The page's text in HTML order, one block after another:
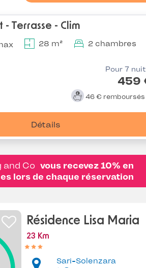
- Terrasse - Clim
28 m² 2 chambres
Pour 7
459
46 € remboursés
Détails
and Co vous recevez 10% en
lors de chaque réservation
Résidence Lisa Maria
23 Km
Sari-Solenzara